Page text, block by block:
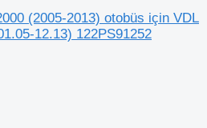
(2005-2013) otobüs için VDL
12.13) 122PS91252